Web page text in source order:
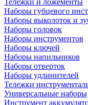
Тележки и ложементы
Наборы губцевого
Наборы выколоток и
Наборы головок
Наборы инструментов
Наборы ключей
Наборы напильников
Наборы отверток
Наборы удлинителей
Тележки
Универсальные наборы
Инструмент